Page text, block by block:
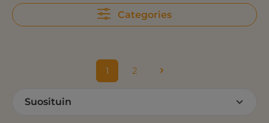
Categories
Sivu
1 Sivu
2